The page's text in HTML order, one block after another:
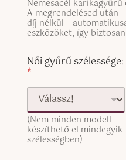
e
T
e
t
L
i
n
e
e
x
t
c
o
p
y
i
n
g
e
L
n
T
e
x
t
Nemesacél
A megrendelésed után
díj nélkül –
eszközöket, így
Női gyűrű szélessége:
*
(Nem minden modell
készíthető el mindegyik
szélességben)